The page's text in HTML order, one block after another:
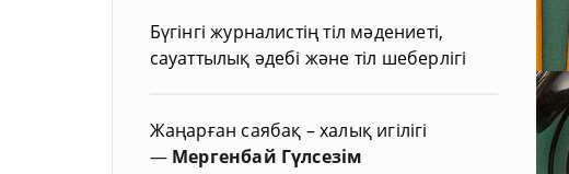
Бүгінгі журналистің тіл мәдениеті,
сауаттылық әдебі және тіл шеберлігі
Жаңарған саябақ – халық игілігі
— Мергенбай Гүлсезім